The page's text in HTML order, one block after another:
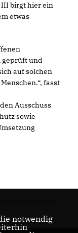
birgt hier ein
etwas
geprüft und
auf solchen
fasst
Ausschuss
sowie
notwendig